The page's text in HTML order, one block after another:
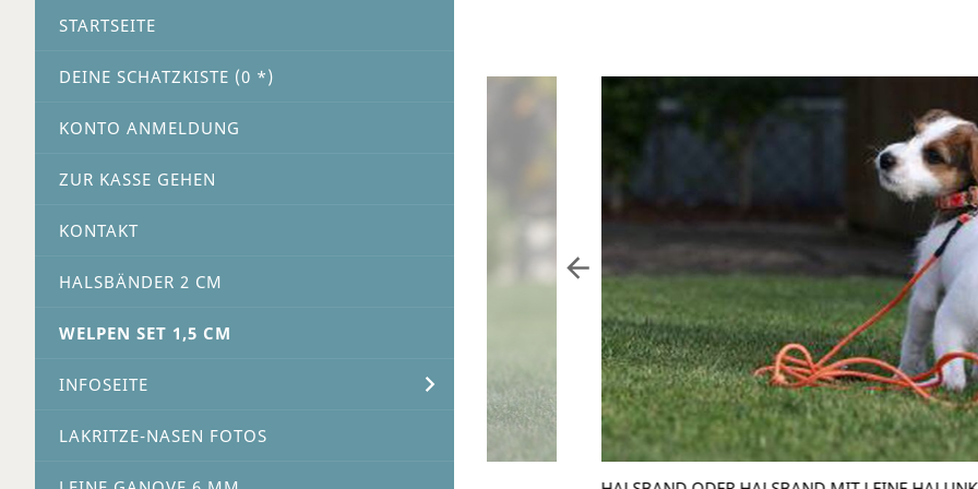
STARTSEITE
DEINE SCHATZKISTE (0 *)
KONTO ANMELDUNG
ZUR KASSE GEHEN
KONTAKT
HALSBÄNDER 2 CM
WELPEN SET 1,5 CM
INFOSEITE
LAKRITZE-NASEN FOTOS